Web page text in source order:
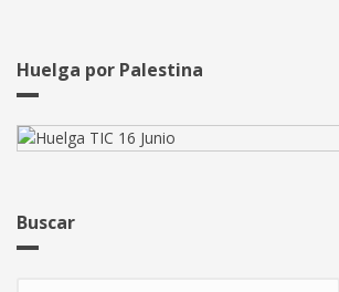
ERTE
de
Huelga por Palestina
Buscar